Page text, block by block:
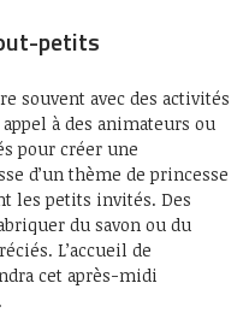
petits
souvent avec des activités
à des animateurs ou
pour créer une
d’un thème de princesse
les petits invités. Des
du savon ou du
L’accueil de
cet après-midi